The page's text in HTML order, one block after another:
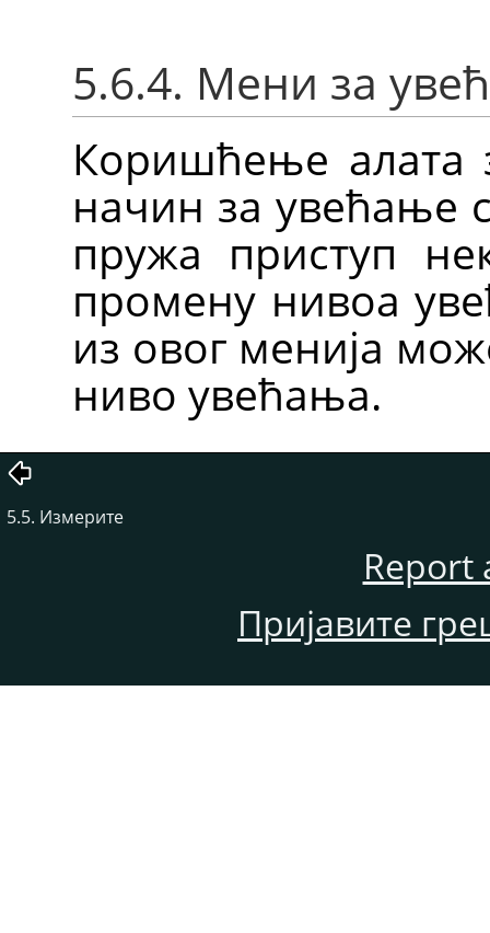
5.6.4. Мени за
Коришћење алата
начин за увећање
пружа приступ
промену нивоа
из овог менија
ниво увећања.
5.5. Измерите
Report
Пријавите